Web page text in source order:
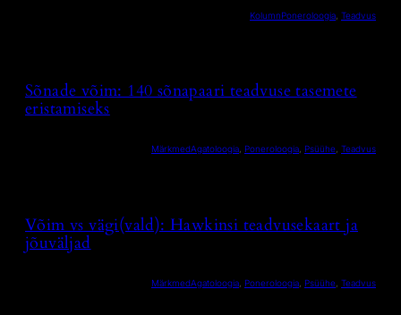
KolumnPoneroloogia Teadvus
Sõnade võim: 140 sõnapaari teadvuse tasemete
eristamiseks
MärkmedAgatoloogia, Poneroloogia, Psüühe, Teadvus
Võim vs vägi(vald): Hawkinsi teadvusekaart ja
jõuväljad
MärkmedAgatoloogia Poneroloogia Psüühe Teadvus